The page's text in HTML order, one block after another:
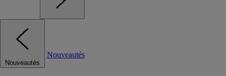
Nouveautés
Nouveautés